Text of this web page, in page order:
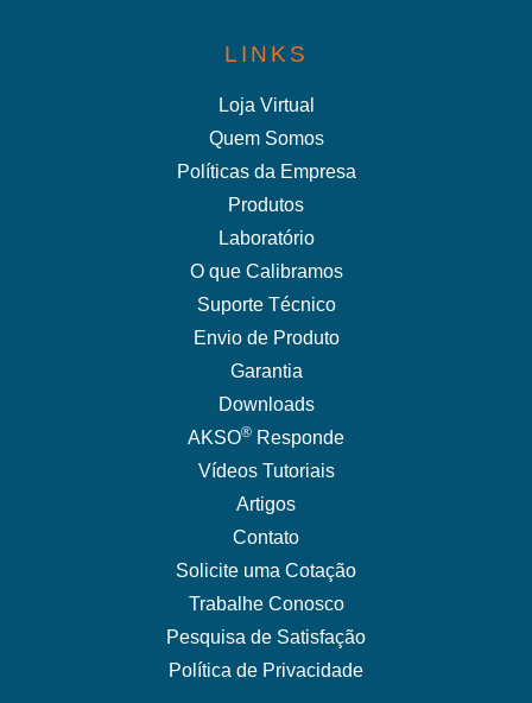
LINKS
Loja Virtual
Quem Somos
Políticas da Empresa
Produtos
Laboratório
O que Calibramos
Suporte Técnico
Envio de Produto
Garantia
Downloads
AKSO® Responde
Vídeos Tutoriais
Artigos
Contato
Solicite uma Cotação
Trabalhe Conosco
Pesquisa de Satisfação
Política de Privacidade